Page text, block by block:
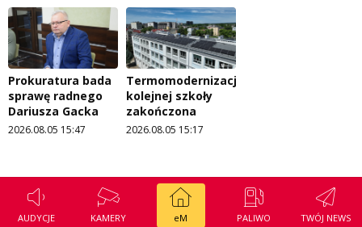
AUDYCJE KAMERY eM PALIWO TWÓJ NEWS
Prokuratura bada
sprawę radnego
Dariusza Gacka
2026.08.05 15:47
Termomodernizacja
kolejnej szkoły
zakończona
2026.08.05 15:17